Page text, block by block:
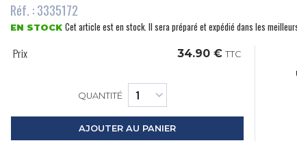
Réf. : 3335172
EN STOCK Cet article est en stock. Il sera préparé et expédié dans les
Prix 34.90 € TTC
QUANTITÉ
AJOUTER AU PANIER